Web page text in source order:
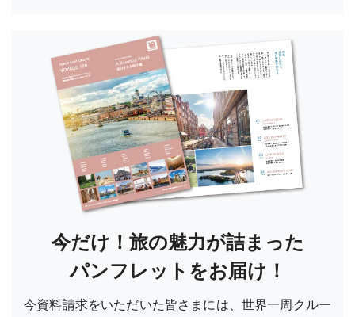
今だけ！旅の魅力が詰まった
パンフレットをお届け！
今資料請求をいただいた皆さまには、世界一周クルー